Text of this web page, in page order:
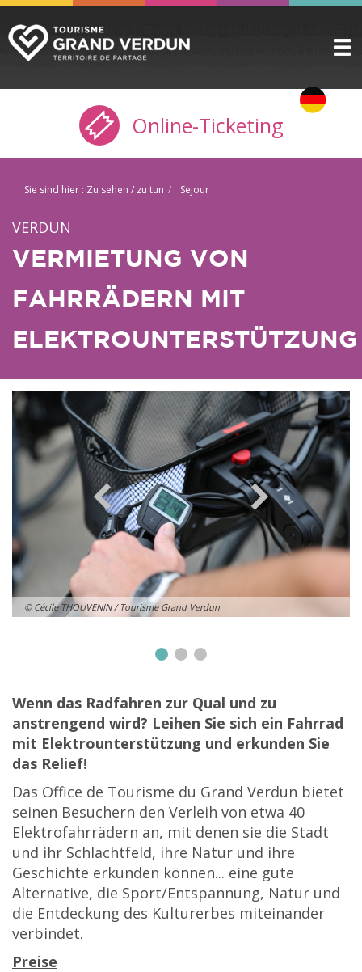
ENTDECKEN
ZU SEHEN / ZU TUN
PRAKTISCHE INFORMATIONEN
DIE ZITADELLE
BUCHUNG
Online-Ticketing
Sie sind hier : Zu sehen / zu tun Sejour
VERDUN
VERMIETUNG VON
FAHRRÄDERN MIT
ELEKTROUNTERSTÜTZUNG
© Cécile THOUVENIN / Tourisme Grand Verdun
Wenn das Radfahren zur Qual und zu
anstrengend wird? Leihen Sie sich ein Fahrrad
mit Elektrounterstützung und erkunden Sie
das Relief!
Das Office de Tourisme du Grand Verdun bietet
seinen Besuchern den Verleih von etwa 40
Elektrofahrrädern an, mit denen sie die Stadt
und ihr Schlachtfeld, ihre Natur und ihre
Geschichte erkunden können... eine gute
Alternative, die Sport/Entspannung, Natur und
die Entdeckung des Kulturerbes miteinander
verbindet.
Preise